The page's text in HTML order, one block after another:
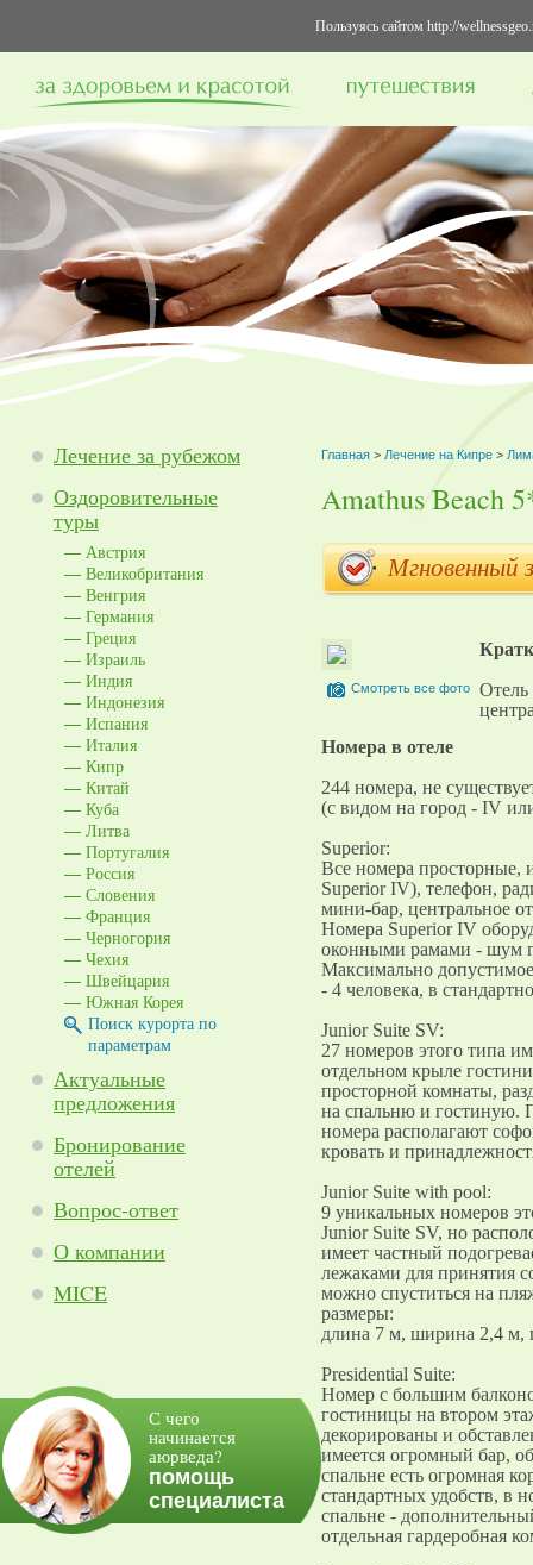
Пользуясь сайтом http://
Лечение за рубежом
Оздоровительные
туры
Австрия
Великобритания
Венгрия
Германия
Греция
Израиль
Индия
Индонезия
Испания
Италия
Кипр
Китай
Куба
Литва
Португалия
Россия
Словения
Франция
Черногория
Чехия
Швейцария
Южная Корея
Поиск курорта по
параметрам
Актуальные
предложения
Бронирование
отелей
Вопрос-ответ
О компании
MICE
С чего
начинается
аюрведа?
помощь
специалиста
Главная > Лечение на Кипре >
Amathus Beach
Мгновенный
Смотреть все фото
Отель
Номера в отеле
244 номера, не
(с видом на город - IV
Superior:
Все номера просторные,
Superior IV), телефон,
мини-бар, центральное
Номера Superior IV
оконными рамами - шум
Максимально
- 4 человека, в
Junior Suite SV:
27 номеров этого типа
отдельном крыле
просторной комнаты,
на спальню и гостиную.
номера располагают
кровать и
Junior Suite with pool:
9 уникальных номеров
Junior Suite SV, но
имеет частный
лежаками для принятия
можно спуститься на
размеры:
длина 7 м, ширина 2,4 м,
Presidential Suite:
Номер с большим
гостиницы на втором
декорированы и
имеется огромный бар,
спальне есть огромная
стандартных удобств, в
спальне -
отдельная гардеробная